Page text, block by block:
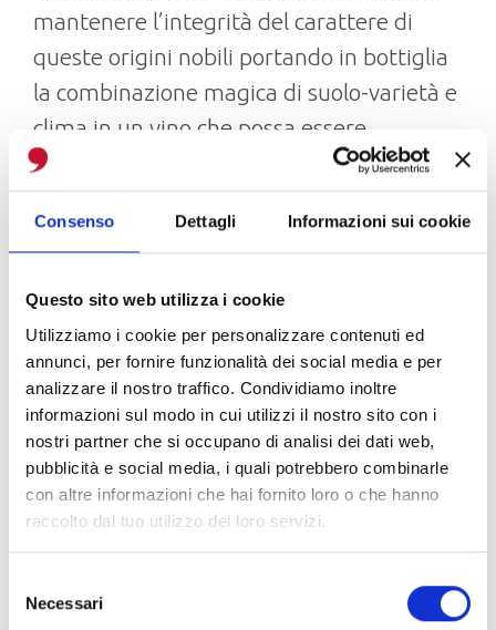
Consenso Dettagli Informazioni sui cookie
Questo sito web utilizza i cookie
Utilizziamo i cookie per personalizzare contenuti ed
annunci, per fornire funzionalità dei social media e per
analizzare il nostro traffico. Condividiamo inoltre
informazioni sul modo in cui utilizzi il nostro sito con i
nostri partner che si occupano di analisi dei dati web,
pubblicità e social media, i quali potrebbero combinarle
con altre informazioni che hai fornito loro o che hanno
raccolto dal tuo utilizzo dei loro servizi.
delNecessari
mantenere l’integrità del carattere di
queste origini nobili portando in bottiglia
la combinazione magica di suolo-varietà e
clima in un vino che possa essere
espressione pura ed autentica di questa
trilogia. Nasce così il Tèrruas Vermentino
Superiore Cagliari DOC 2023 e il Tèrruas
Valeria Pilloni, che guida insieme alla
sorella Roberta e al fratello Nicola,
l’azienda fondata da Salvatore, ha
sottolineato: “Con il Progetto Tèrruas
poniamo ancora di più l’accento sulle
potenzialità che ha il nostro territorio, e
trasmettere in un calice di vino. In questi